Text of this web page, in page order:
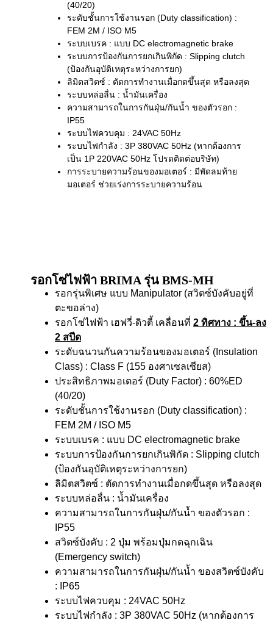
(40/20)
ระดับชั้นการใช้งานรอก (Duty classification) :
FEM 2M / ISO M5
ระบบเบรค : แบบ DC electromagnetic brake
ระบบการป้องกันการยกเกินพิกัด : Slipping clutch
(ป้องกันอุบัติเหตุระหว่างการยก)
ลิมิตสวิตซ์ : ตัดการทำงานเมื่อกดขึ้นสุด หรือลงสุด
ระบบหล่อลื่น : น้ำมันเครื่อง
ความสามารถในการกันฝุ่น/กันน้ำ ของตัวรอก :
IP55
ระบบไฟควบคุม : 24VAC 50Hz
ระบบไฟกำลัง : 3P 380VAC 50Hz (หากต้องการ
เป็น 1P 220VAC 50Hz โปรดติดต่อบริษัท)
การระบายความร้อนของมอเตอร์ : มีพัดลมท้าย
มอเตอร์ ช่วยเร่งการระบายความร้อน
รอกโซ่ไฟฟ้า BRIMA รุ่น BMS-MH
รอกรุ่นพิเศษ แบบ Manipulator (สวิตซ์บังคับอยู่ที่
ตะขอล่าง)
รอกโซ่ไฟฟ้า เฮฟวี่-ดิวตี้ เคลื่อนที่ 2 ทิศทาง : ขึ้น-ลง
2 สปีด
ระดับฉนวนกันความร้อนของมอเตอร์ (Insulation
Class) : Class F (155 องศาเซลเซียส)
ประสิทธิภาพมอเตอร์ (Duty Factor) : 60%ED
(40/20)
ระดับชั้นการใช้งานรอก (Duty classification) :
FEM 2M / ISO M5
ระบบเบรค : แบบ DC electromagnetic brake
ระบบการป้องกันการยกเกินพิกัด : Slipping clutch
(ป้องกันอุบัติเหตุระหว่างการยก)
ลิมิตสวิตซ์ : ตัดการทำงานเมื่อกดขึ้นสุด หรือลงสุด
ระบบหล่อลื่น : น้ำมันเครื่อง
ความสามารถในการกันฝุ่น/กันน้ำ ของตัวรอก :
IP55
สวิตซ์บังคับ : 2 ปุ่ม พร้อมปุ่มกดฉุกเฉิน
(Emergency switch)
ความสามารถในการกันฝุ่น/กันน้ำ ของสวิตซ์บังคับ
: IP65
ระบบไฟควบคุม : 24VAC 50Hz
ระบบไฟกำลัง : 3P 380VAC 50Hz (หากต้องการ